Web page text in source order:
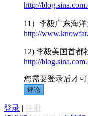
http://
11）李毅广东海
http://
12) 李毅美国首都
http://
您需要登录后才
评论
登录 | 注册